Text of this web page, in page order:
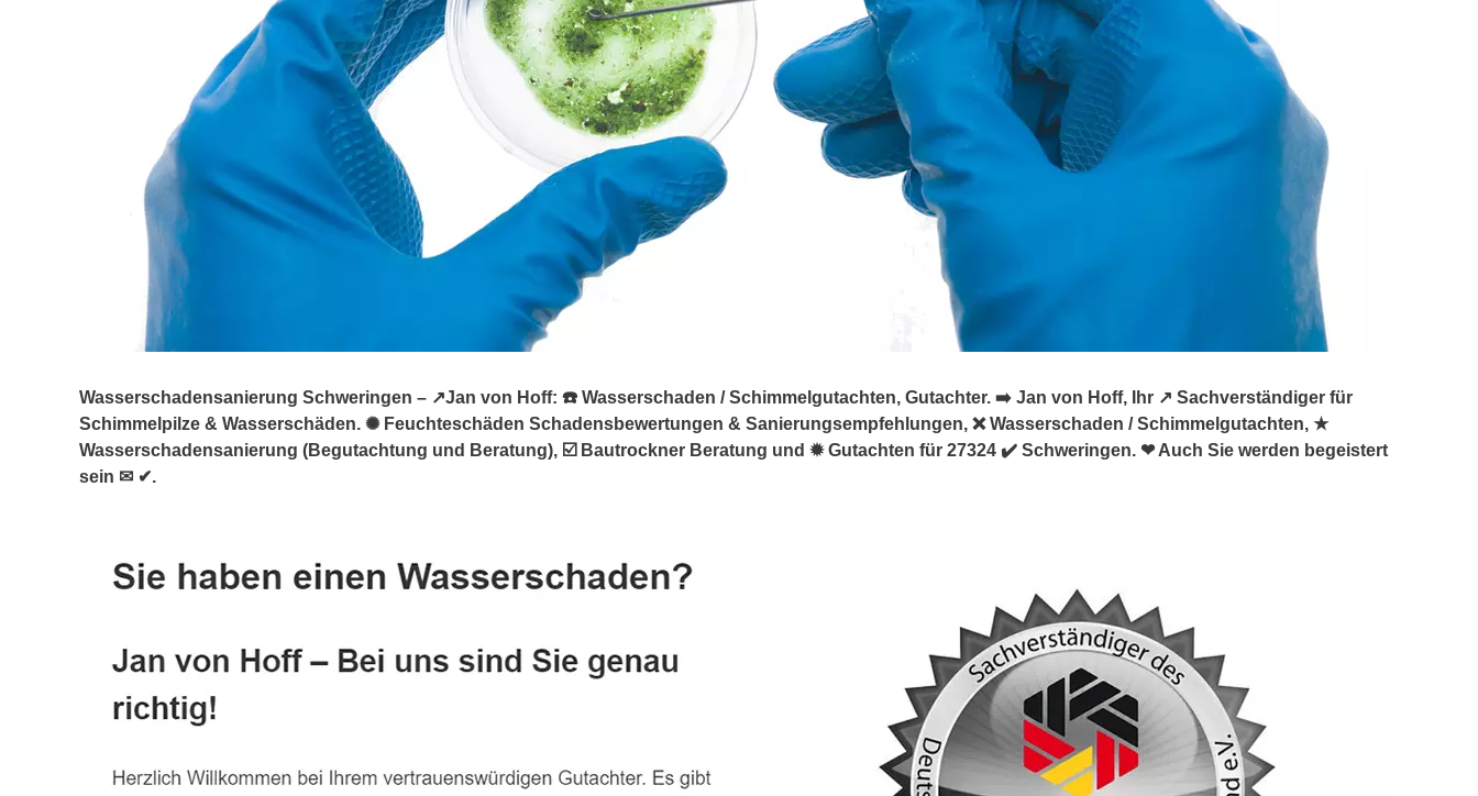
Wasserschadensanierung Schweringen – ↗️Jan von Hoff: ☎️ Wasserschaden / Schimmelgutachten, Gutachter. ➡️ Jan von Hoff, Ihr ↗️ Sachverständiger für
Schimmelpilze & Wasserschäden. ✺ Feuchteschäden Schadensbewertungen & Sanierungsempfehlungen, ❌ Wasserschaden / Schimmelgutachten, ★
Wasserschadensanierung (Begutachtung und Beratung), ☑️ Bautrockner Beratung und ✹ Gutachten für 27324 ✔️ Schweringen. ❤ Auch Sie werden begeistert
sein ✉ ✔.